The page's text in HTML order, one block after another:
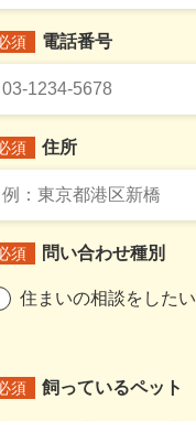
須 電話番号
須 住所
須 問い合わせ種別
住まいの相談をしたい
須 飼っているペット